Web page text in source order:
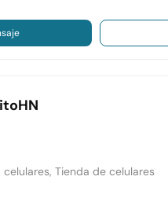
Tienda de celulares